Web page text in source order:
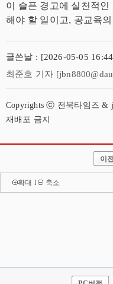
이 슬픈 경고에 실천적
해야 할 일이고, 공교육
글쓴날 : [2026-05-05
최준호 기자
Copyrights ⓒ 전북타임즈 &
재배포 금지
이
확대 l 축소